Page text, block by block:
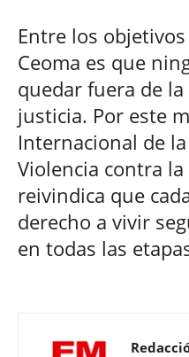
Entre los
Ceoma es que
quedar fuera de
justicia. Por este
Internacional de
Violencia contra
reivindica que
derecho a vivir
en todas las